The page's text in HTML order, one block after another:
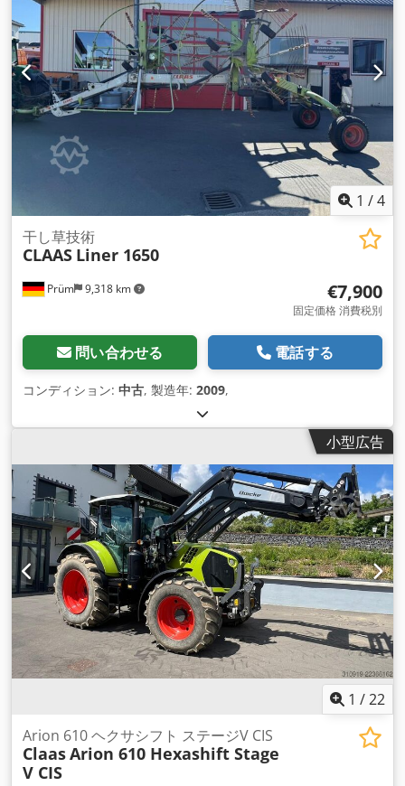
1 /4
Prüm 9,318 km
干し草技術
CLAAS Liner 1650
€7,900
固定価格 消費税別
問い合わせる 電話する
コンディション: 中古, 製造年: 2009,
小型広告
1 /22
Arion 610 ヘクサシフト ステージV CIS
ClaasArion 610 Hexashift Stage
V CIS